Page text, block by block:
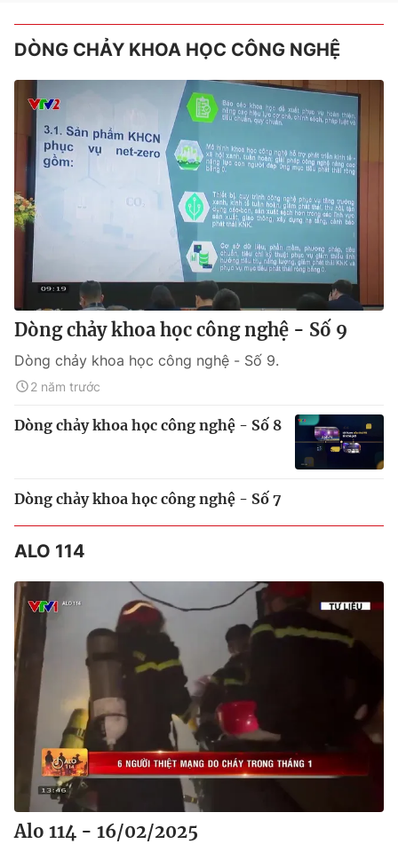
DÒNG CHẢY KHOA HỌC CÔNG NGHỆ
Dòng chảy khoa học công nghệ - Số 9
Dòng chảy khoa học công nghệ - Số 9.
2 năm trước
Dòng chảy khoa học công nghệ - Số 8
Dòng chảy khoa học công nghệ - Số 7
ALO 114
Alo 114 - 16/02/2025